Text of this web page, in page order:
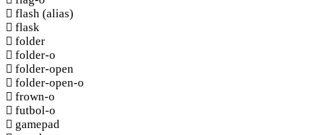
flash (alias)
flask
folder
folder-o
folder-open
folder-open-o
frown-o
futbol-o
gamepad